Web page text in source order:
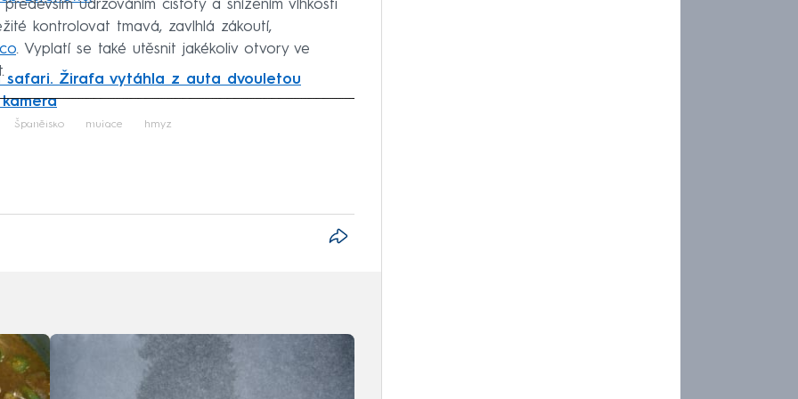
udržováním čistoty a snížením vlhkosti
kontrolovat tmavá, zavlhlá zákoutí,
. Vyplatí se také utěsnit jakékoliv otvory ve
safari. Žirafa vytáhla z auta dvouletou
to fetch
Španělsko mutace hmyz